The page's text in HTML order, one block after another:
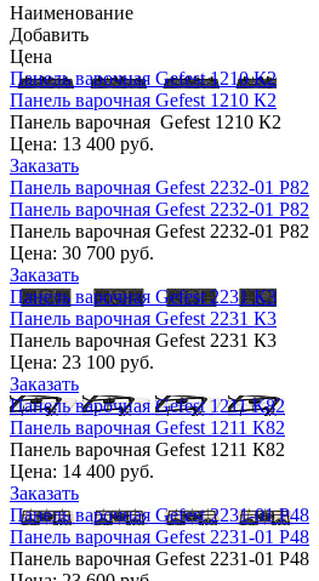
Наименование
Добавить
Цена
Панель варочная Gefest 1210 К2
Панель варочная Gefest 1210 К2
Панель варочная Gefest 1210 К2
Цена: 13 400 руб.
Заказать
Панель варочная Gefest 2232-01 Р82
Панель варочная Gefest 2232-01 Р82
Панель варочная Gefest 2232-01 Р82
Цена: 30 700 руб.
Заказать
Панель варочная Gefest 2231 К3
Панель варочная Gefest 2231 К3
Панель варочная Gefest 2231 К3
Цена: 23 100 руб.
Заказать
Панель варочная Gefest 1211 К82
Панель варочная Gefest 1211 К82
Панель варочная Gefest 1211 К82
Цена: 14 400 руб.
Заказать
Панель варочная Gefest 2231-01 Р48
Панель варочная Gefest 2231-01 Р48
Панель варочная Gefest 2231-01 Р48